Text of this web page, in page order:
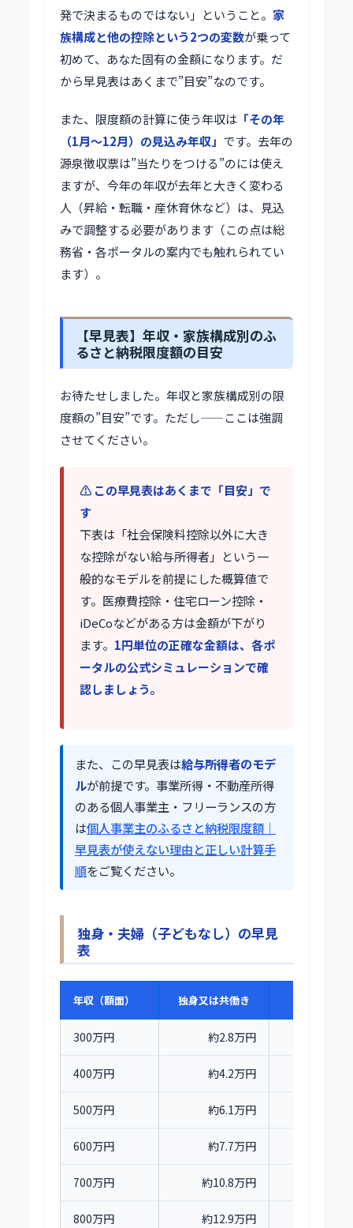
発で決まるものではない」ということ。 家
族構成と他の控除という2つの変数が乗って
初めて、あなた固有の金額になります。だ
から早見表はあくまで”目安”なのです。
また、限度額の計算に使う年収は 「その年
（1月〜12月）の見込み年収」 です。去年の
源泉徴収票は”当たりをつける”のには使え
ますが、今年の年収が去年と大きく変わる
人（昇給・転職・産休育休など）は、見込
みで調整する必要があります（この点は総
務省・各ポータルの案内でも触れられてい
ます）。
【早見表】年収・家族構成別のふ
るさと納税限度額の目安
お待たせしました。年収と家族構成別の限
度額の”目安”です。ただし——ここは強調
させてください。
⚠️ この早見表はあくまで「目安」で
す
下表は「社会保険料控除以外に大き
な控除がない給与所得者」という一
般的なモデルを前提にした概算値で
す。医療費控除・住宅ローン控除・
iDeCoなどがある方は金額が下がり
ます。 1円単位の正確な金額は、各ポ
ータルの公式シミュレーションで確
認しましょう。
また、この早見表は給与所得者のモデ
ルが前提です。事業所得・不動産所得
のある個人事業主・フリーランスの方
は個人事業主のふるさと納税限度額｜
早見表が使えない理由と正しい計算手
順をご覧ください。
独身・夫婦（子どもなし）の早見
表
年収（額面） 独身又は共働き
300万円 約2.8万円
400万円 約4.2万円
500万円 約6.1万円
600万円 約7.7万円
700万円 約10.8万円
800万円 約12.9万円